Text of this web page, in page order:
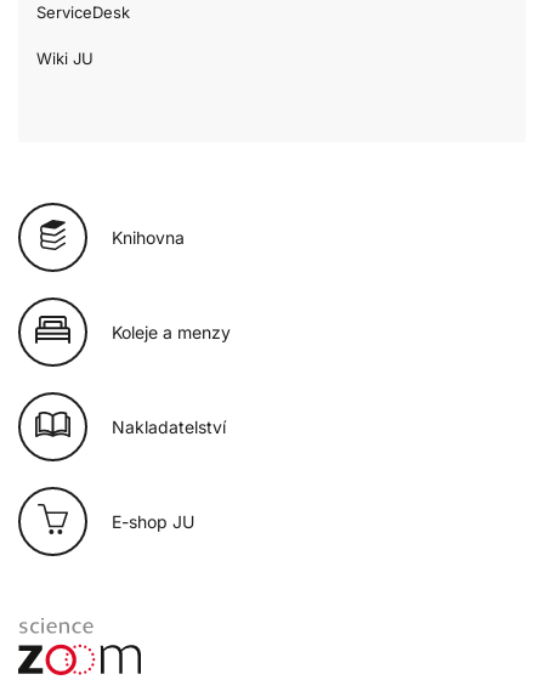
ServiceDesk
Wiki JU
Knihovna
Koleje a menzy
Nakladatelství
E-shop JU